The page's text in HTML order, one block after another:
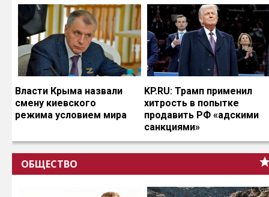
Власти Крыма назвали
смену киевского
режима условием мира
KP.RU: Трамп применил
хитрость в попытке
продавить РФ «адскими
санкциями»
ОБЩЕСТВО